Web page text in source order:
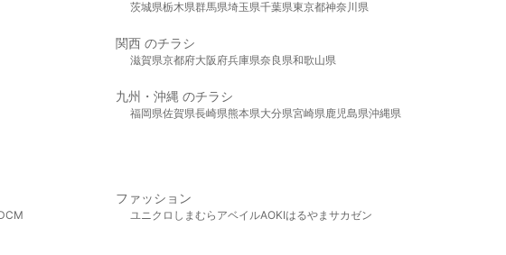
茨城県栃木県群馬県埼玉県千葉県東京都神奈川県
関西 のチラシ
滋賀県京都府大阪府兵庫県奈良県和歌山県
九州・沖縄 のチラシ
福岡県佐賀県長崎県熊本県大分県宮崎県鹿児島県沖縄県
ファッション
ユニクロ しまむら アベイルAOKIはるやま サカゼン